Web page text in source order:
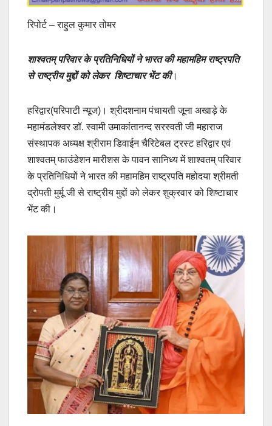
रिपोर्ट – राहुल कुमार तोमर
शाश्वतम् परिवार के प्रतिनिधियों ने भारत की महामहिम राष्ट्रपति
से राष्ट्रीय मुद्दों को लेकर शिष्टाचार भेंट की।
हरिद्वार(परिपाटी न्यूज)। श्रीदशनाम पंचायती जूना अखाड़े के
महामंडलेश्वर डॉ. स्वामी उमाकांतानन्द सरस्वती जी महाराज
संस्थापक अध्यक्ष श्रीराम डिवाईन चैरिटेबल ट्रस्ट हरिद्वार एवं
शाश्वतम् फाउंडेशन मारीशस के पावन सानिध्य में शाश्वतम् परिवार
के प्रतिनिधियों ने भारत की महामहिम राष्ट्रपति महोदया श्रीमती
द्रोपती मुर्मू जी से राष्ट्रीय मुद्दों को लेकर शुक्रवार को शिष्टाचार
भेंट की।